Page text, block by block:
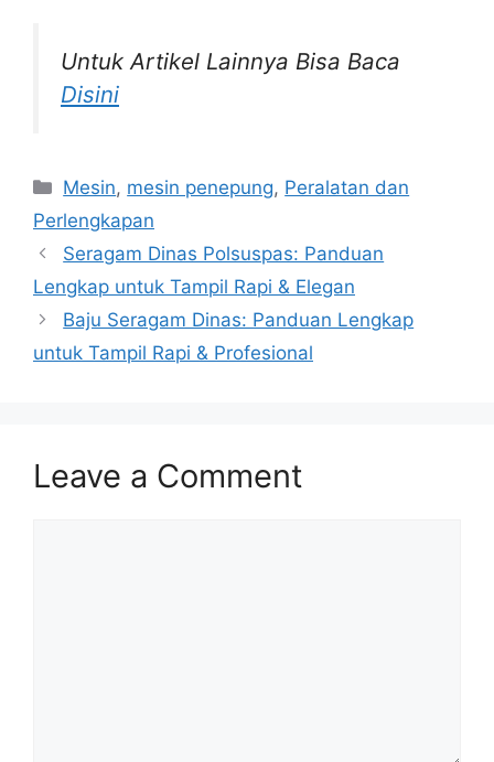
Untuk Artikel Lainnya Bisa Baca
Disini
Categories
Mesin, mesin penepung, Peralatan dan
Perlengkapan
Seragam Dinas Polsuspas: Panduan
Lengkap untuk Tampil Rapi & Elegan
Baju Seragam Dinas: Panduan Lengkap
untuk Tampil Rapi & Profesional
Leave a Comment